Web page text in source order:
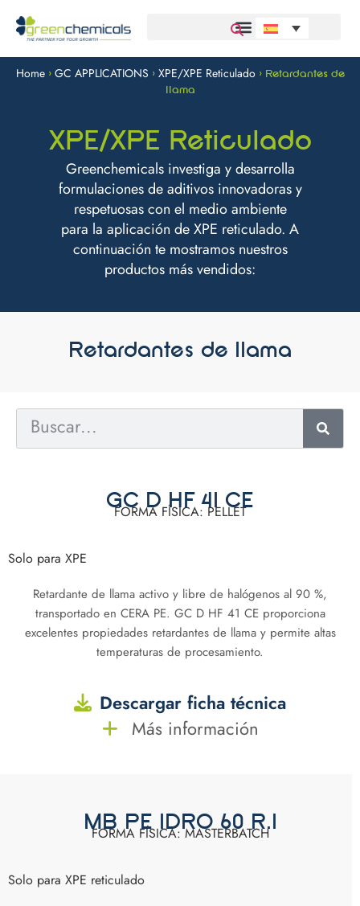
Home> GC APPLICATIONS > XPE/XPE Reticulado> Retardantes de
llama
XPE/XPE Reticulado
Greenchemicals investiga y desarrolla
formulaciones de aditivos innovadoras y
respetuosas con el medio ambiente
para la aplicación de XPE reticulado. A
continuación te mostramos nuestros
productos más vendidos:
Retardantes de llama
GC D HF 41 CE
FORMA FÍSICA: PELLET
Solo para XPE
Retardante de llama activo y libre de halógenos al 90 %,
transportado en CERA PE. GC D HF 41 CE proporciona
excelentes propiedades retardantes de llama y permite altas
temperaturas de procesamiento.
Descargar ficha técnica
Más información
MB PE IDRO 60 R.1
FORMA FÍSICA: MASTERBATCH
Solo para XPE reticulado